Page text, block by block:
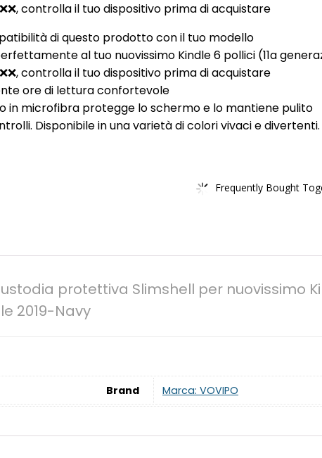
controlla il tuo dispositivo prima di acquistare
di questo prodotto con il tuo modello
al tuo nuovissimo Kindle 6 pollici (11a
controlla il tuo dispositivo prima di acquistare
ore di lettura confortevole
in microfibra protegge lo schermo e lo mantiene pulito
Disponibile in una varietà di colori vivaci e divertenti.
Frequently Bought
protettiva Slimshell per nuovissimo
2019-Navy
Brand Marca: VOVIPO